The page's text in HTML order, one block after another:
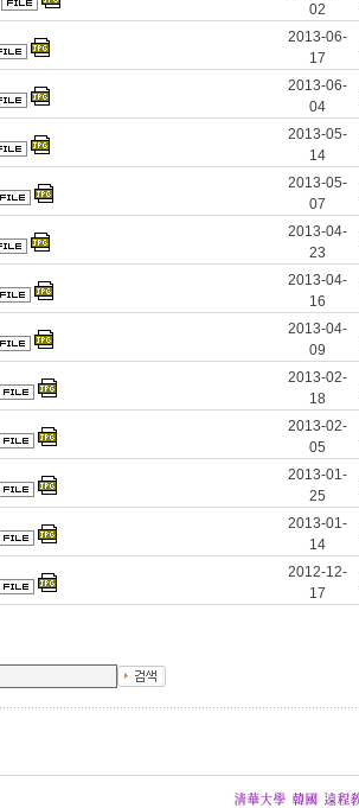
02
2013-06-
17
2013-06-
04
2013-05-
14
2013-05-
07
2013-04-
23
2013-04-
16
2013-04-
09
2013-02-
18
2013-02-
05
2013-01-
25
2013-01-
14
2012-12-
17